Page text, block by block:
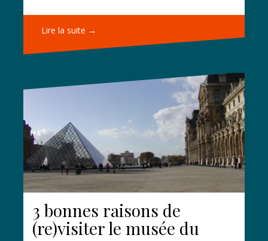
Lire la suite →
3 bonnes raisons de
(re)visiter le musée du